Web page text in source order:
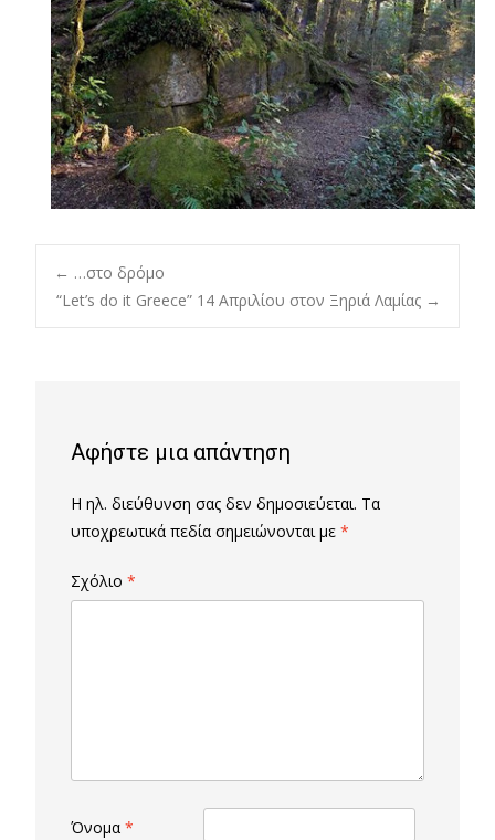
Post
← …στο δρόμο
“Let’s do it Greece” 14 Απριλίου στον Ξηριά Λαμίας →
Αφήστε μια απάντηση
Η ηλ. διεύθυνση σας δεν δημοσιεύεται. Τα
υποχρεωτικά πεδία σημειώνονται με *
Σχόλιο *
Όνομα *